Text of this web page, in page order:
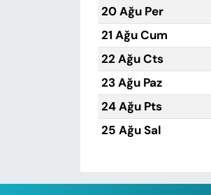
20 Ağu Per
21 Ağu Cum
22 Ağu Cts
23 Ağu Paz
24 Ağu Pts
25 Ağu Sal